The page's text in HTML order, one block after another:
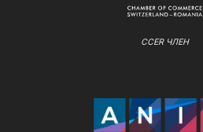
CCER ЧЛЕН